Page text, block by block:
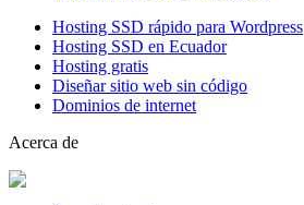
Hosting SSD rápido para Wordpress
Hosting SSD en Ecuador
Hosting gratis
Diseñar sitio web sin código
Dominios de internet
Acerca de